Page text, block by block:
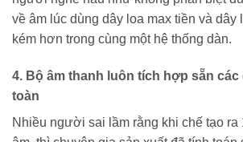
về âm lúc dùng dây loa max tiền và
kém hơn trong cùng một hệ thống dàn.
4. Bộ âm thanh luôn tích hợp sẵn
toàn
Nhiều người sai lầm rằng khi chế tạo ra